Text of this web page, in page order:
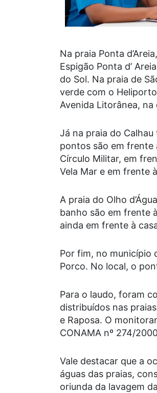
Na praia Ponta
Espigão Ponta d’
do Sol. Na praia de
verde com o
Avenida Litorânea, na
Já na praia do
pontos são em frente
Círculo Militar, em
Vela Mar e em frente
A praia do Olho
banho são em frente
ainda em frente à
Por fim, no município
Porco. No local, o
Para o laudo, foram
distribuídos nas
e Raposa. O
CONAMA nº 274/
Vale destacar que a
águas das praias,
oriunda da lavagem